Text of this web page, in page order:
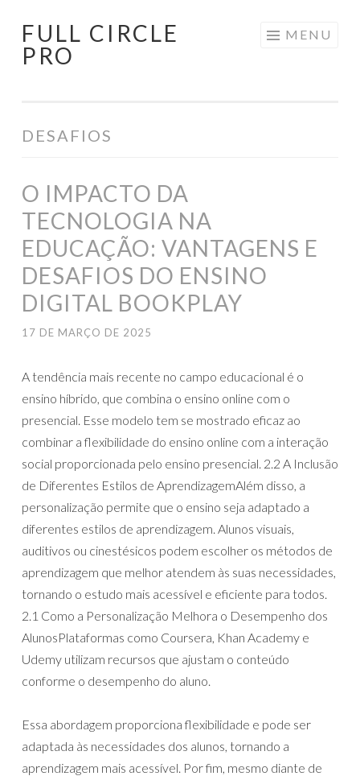
Pular
para
FULL CIRCLE
PRO
MENU
DESAFIOS
O IMPACTO DA
TECNOLOGIA NA
EDUCAÇÃO: VANTAGENS E
DESAFIOS DO ENSINO
DIGITAL BOOKPLAY
17 DE MARÇO DE 2025
A tendência mais recente no campo educacional é o
ensino híbrido, que combina o ensino online com o
presencial. Esse modelo tem se mostrado eficaz ao
combinar a flexibilidade do ensino online com a interação
social proporcionada pelo ensino presencial. 2.2 A Inclusão
de Diferentes Estilos de AprendizagemAlém disso, a
personalização permite que o ensino seja adaptado a
diferentes estilos de aprendizagem. Alunos visuais,
auditivos ou cinestésicos podem escolher os métodos de
aprendizagem que melhor atendem às suas necessidades,
tornando o estudo mais acessível e eficiente para todos.
2.1 Como a Personalização Melhora o Desempenho dos
AlunosPlataformas como Coursera, Khan Academy e
Udemy utilizam recursos que ajustam o conteúdo
conforme o desempenho do aluno.
Essa abordagem proporciona flexibilidade e pode ser
adaptada às necessidades dos alunos, tornando a
aprendizagem mais acessível. Por fim, mesmo diante de